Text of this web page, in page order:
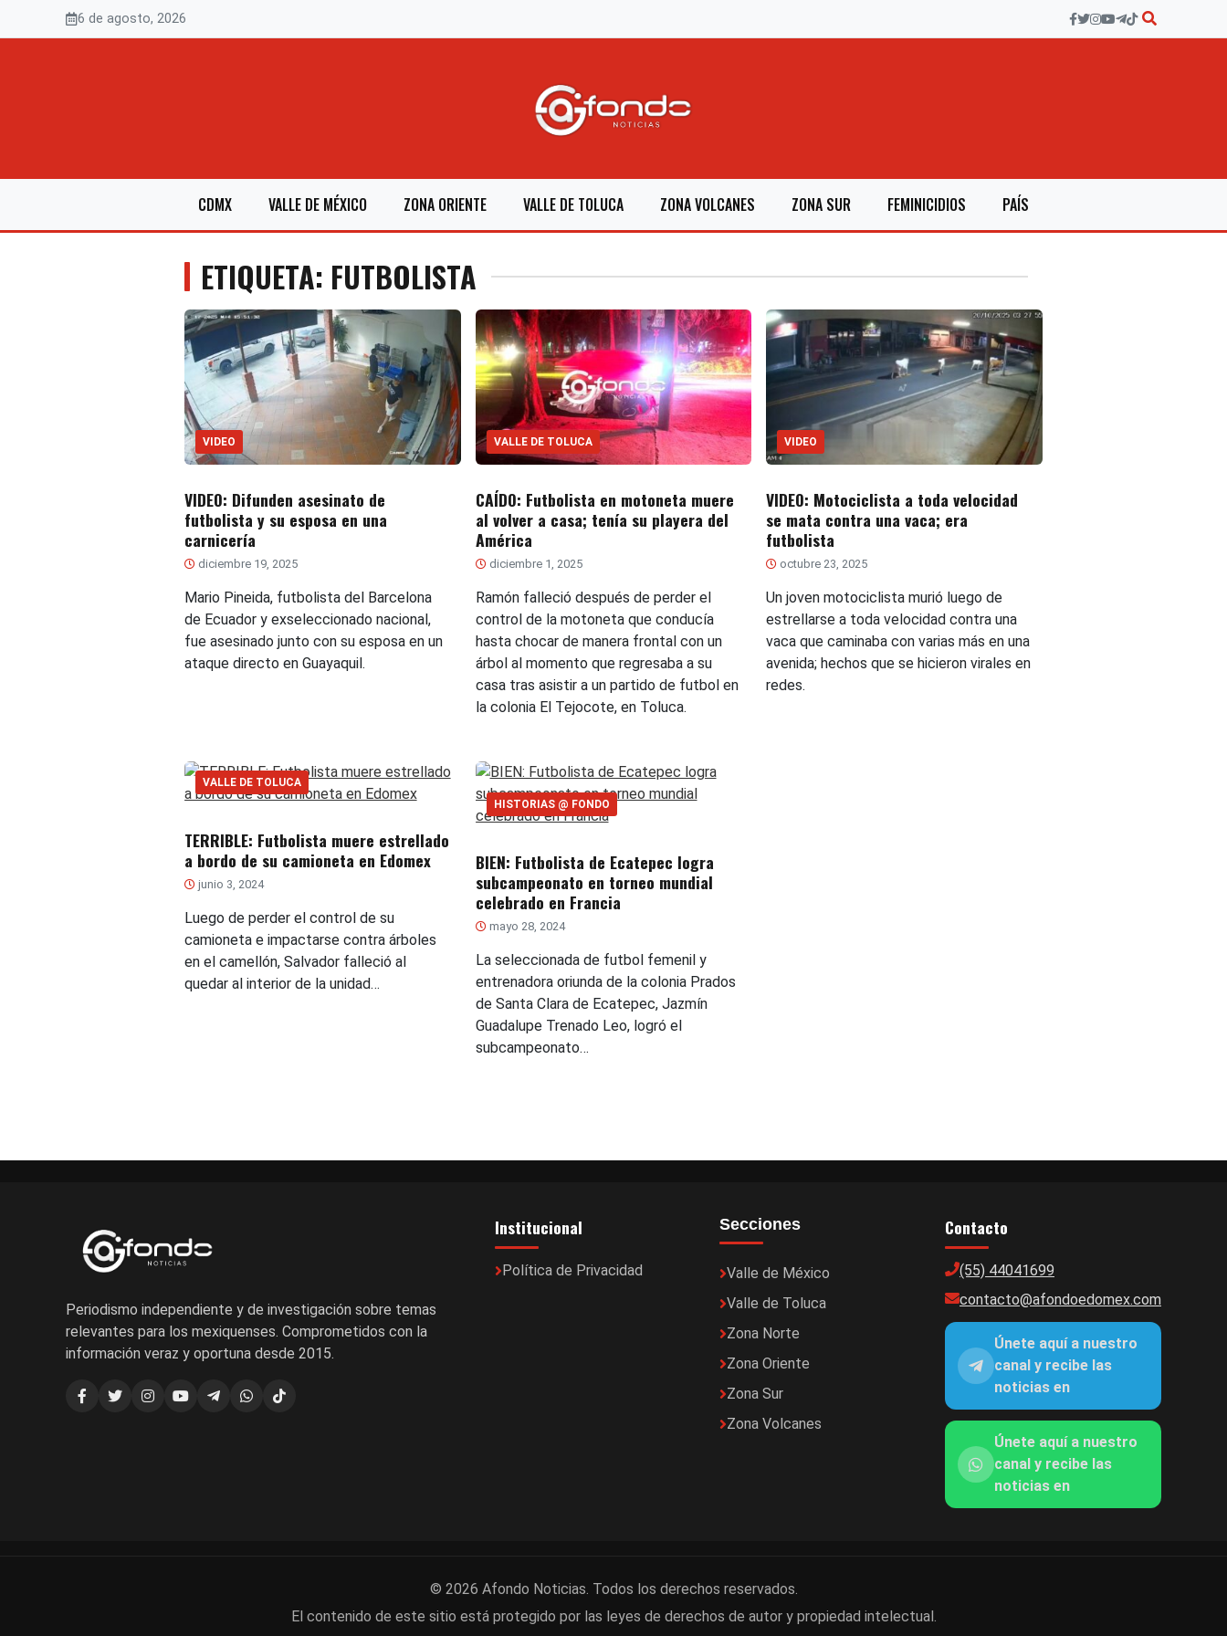
6 de agosto, 2026
CDMX VALLE DE MÉXICO ZONA ORIENTE VALLE DE TOLUCA ZONA VOLCANES ZONA SUR FEMINICIDIOS PAÍS
ETIQUETA: FUTBOLISTA
VIDEO
VIDEO: Difunden asesinato de
futbolista y su esposa en una
carnicería
diciembre 19, 2025
Mario Pineida, futbolista del Barcelona
de Ecuador y exseleccionado nacional,
fue asesinado junto con su esposa en un
ataque directo en Guayaquil.
VALLE DE TOLUCA
CAÍDO: Futbolista en motoneta muere
al volver a casa; tenía su playera del
América
diciembre 1, 2025
Ramón falleció después de perder el
control de la motoneta que conducía
hasta chocar de manera frontal con un
árbol al momento que regresaba a su
casa tras asistir a un partido de futbol en
la colonia El Tejocote, en Toluca.
VIDEO
VIDEO: Motociclista a toda velocidad
se mata contra una vaca; era
futbolista
octubre 23, 2025
Un joven motociclista murió luego de
estrellarse a toda velocidad contra una
vaca que caminaba con varias más en una
avenida; hechos que se hicieron virales en
redes.
VALLE DE TOLUCA
TERRIBLE: Futbolista muere estrellado
a bordo de su camioneta en Edomex
junio 3, 2024
Luego de perder el control de su
camioneta e impactarse contra árboles
en el camellón, Salvador falleció al
quedar al interior de la unidad…
HISTORIAS @ FONDO
BIEN: Futbolista de Ecatepec logra
subcampeonato en torneo mundial
celebrado en Francia
mayo 28, 2024
La seleccionada de futbol femenil y
entrenadora oriunda de la colonia Prados
de Santa Clara de Ecatepec, Jazmín
Guadalupe Trenado Leo, logró el
subcampeonato…
Periodismo independiente y de investigación sobre temas
relevantes para los mexiquenses. Comprometidos con la
información veraz y oportuna desde 2015.
Institucional
Política de Privacidad
Secciones
Valle de México
Valle de Toluca
Zona Norte
Zona Oriente
Zona Sur
Zona Volcanes
Contacto
(55) 44041699
contacto@afondoedomex.com
Únete aquí a nuestro
canal y recibe las
noticias en
Únete aquí a nuestro
canal y recibe las
noticias en
© 2026 Afondo Noticias. Todos los derechos reservados.
El contenido de este sitio está protegido por las leyes de derechos de autor y propiedad intelectual.